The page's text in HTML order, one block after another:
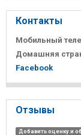
Контакты
Мобильный
Домашняя
Facebook
Отзывы
Добавить оценку и